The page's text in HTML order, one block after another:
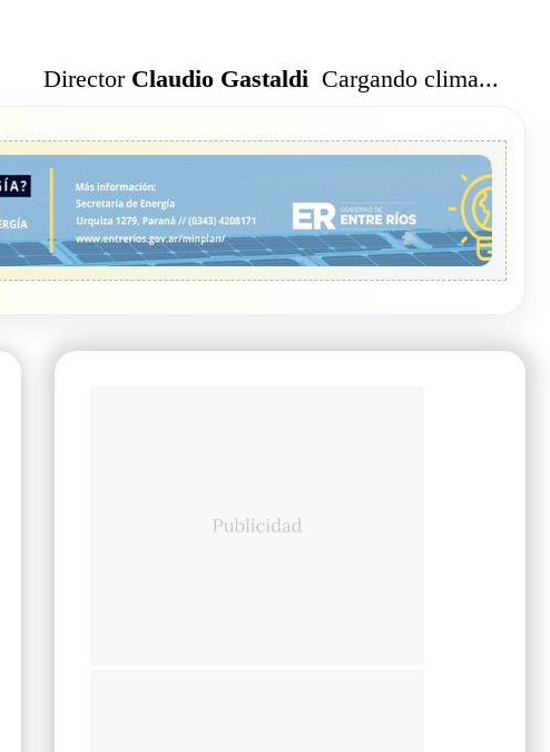
Director Claudio Gastaldi Cargando clima...